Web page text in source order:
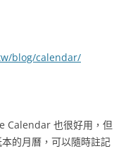
blog/calendar/
Calendar 也很好用，但
的月曆，可以隨時註記